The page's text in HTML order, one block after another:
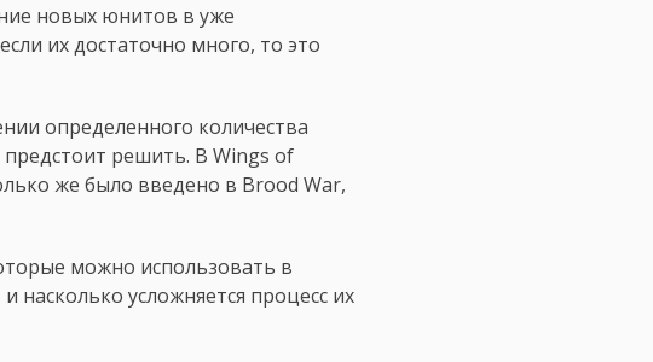
новых юнитов в уже
их достаточно много, то это
определенного количества
решить. В Wings of
же было введено в Brood War,
можно использовать в
насколько усложняется процесс их